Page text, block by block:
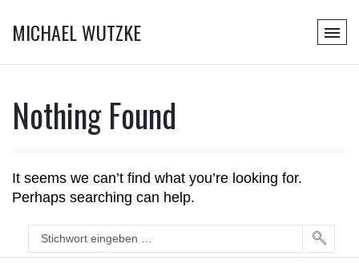
MICHAEL WUTZKE
Nothing Found
It seems we can’t find what you’re looking for.
Perhaps searching can help.